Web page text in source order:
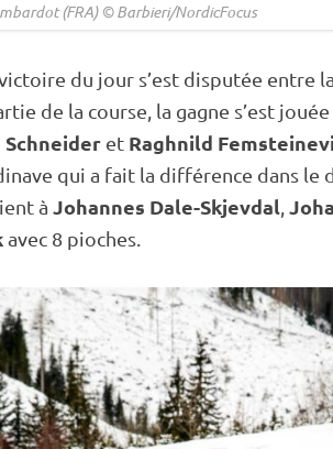
(FRA) © Barbieri/NordicFocus
du jour s’est disputée entre
de la course, la gagne s’est
Schneider et Raghnild
qui a fait la différence dans
à Johannes Dale-Skjevdal
avec 8 pioches.